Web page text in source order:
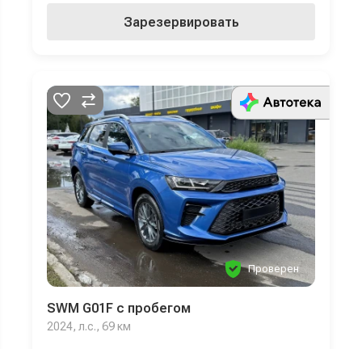
Зарезервировать
Проверен
SWM G01F с пробегом
2024, л.с., 69 км